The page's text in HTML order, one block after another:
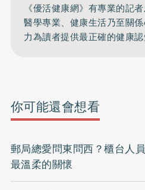
《優活健康網》有專業的記
醫學專業、健康生活乃至關
力為讀者提供最正確的健康認
你可能還會想看
郵局總愛問東問西？櫃台人
最溫柔的關懷